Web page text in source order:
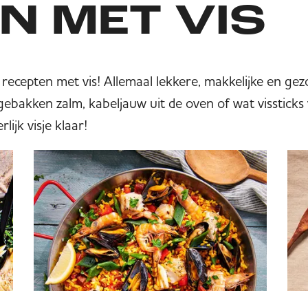
MET VIS
met vis! Allemaal lekkere, makkelijke en
zalm, kabeljauw uit de oven of wat
visje klaar!